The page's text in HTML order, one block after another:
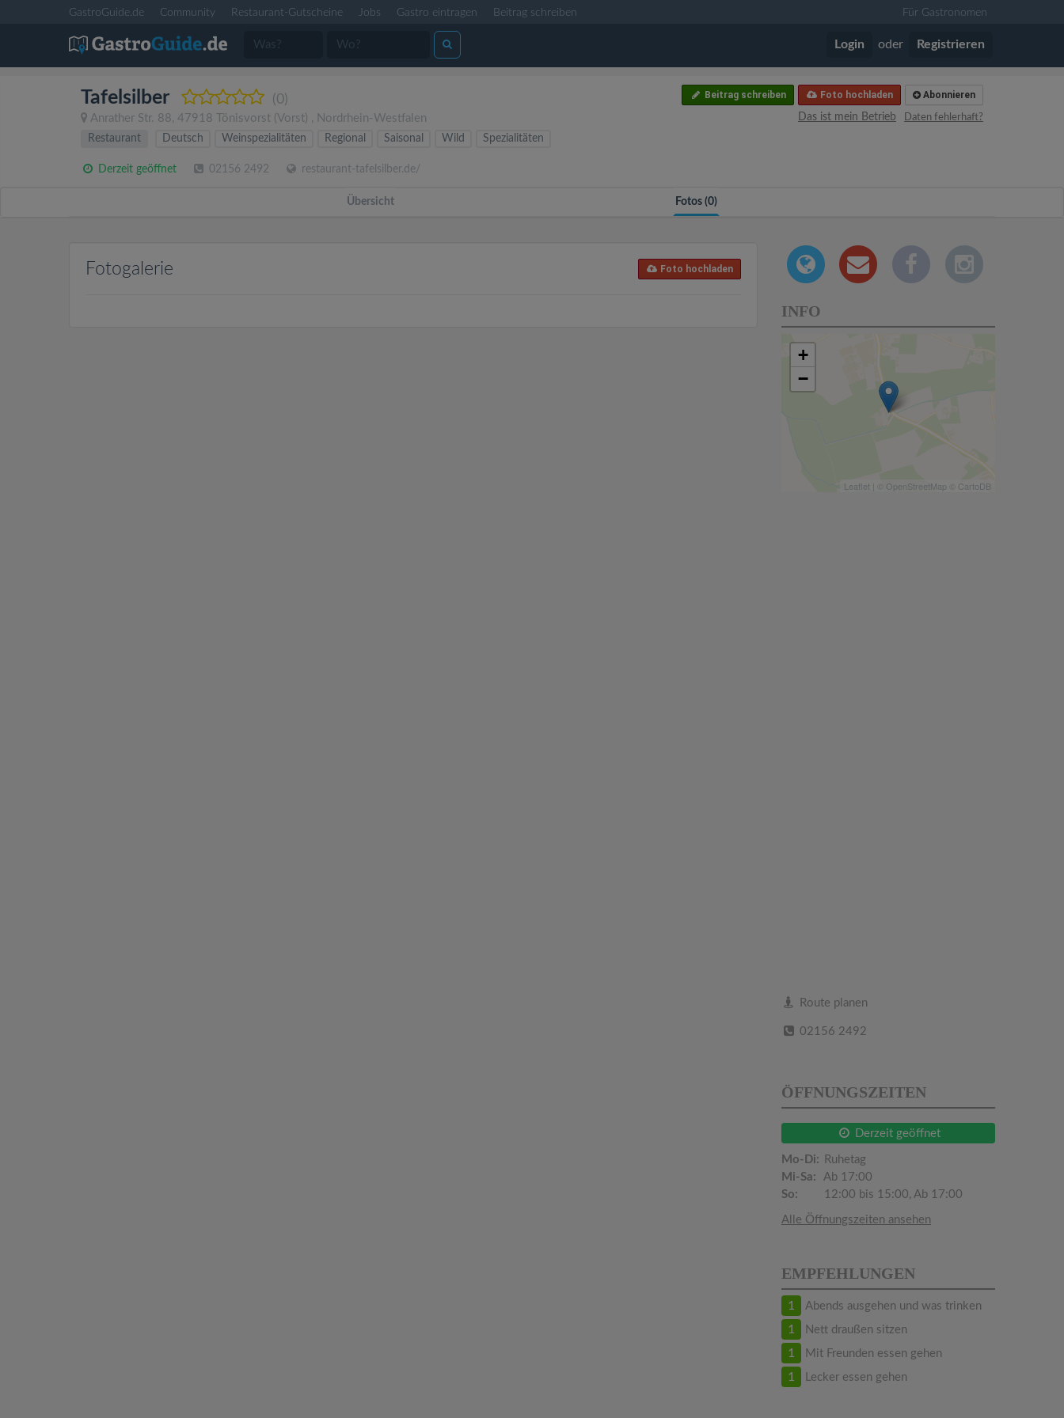
GastroGuide.de Community Restaurant-Gutscheine Jobs Gastro eintragen Beitrag schreiben Für Gastronomen
Login oder Registrieren
Tafelsilber (0)
Anrather Str. 88, 47918 Tönisvorst (Vorst) , Nordrhein-Westfalen
Abonnieren
Foto hochladen
Beitrag schreiben
Daten fehlerhaft?
Das ist mein Betrieb
Restaurant
Deutsch Weinspezialitäten Regional Saisonal Wild Spezialitäten
Derzeit geöffnet 02156 2492 restaurant-tafelsilber.de/
Übersicht Fotos (0)
Fotogalerie Foto hochladen
INFO
+
−
Leaflet | © OpenStreetMap © CartoDB
Route planen
02156 2492
ÖFFNUNGSZEITEN
Derzeit geöffnet
Mo-Di:
Ruhetag
Mi-Sa:
Ab 17:00
So:
12:00 bis 15:00, Ab 17:00
Alle Öffnungszeiten ansehen
EMPFEHLUNGEN
1 Abends ausgehen und was trinken
1 Nett draußen sitzen
1 Mit Freunden essen gehen
1 Lecker essen gehen